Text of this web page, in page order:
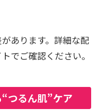
あります。詳細な配
でご確認ください。
つるん肌”ケア